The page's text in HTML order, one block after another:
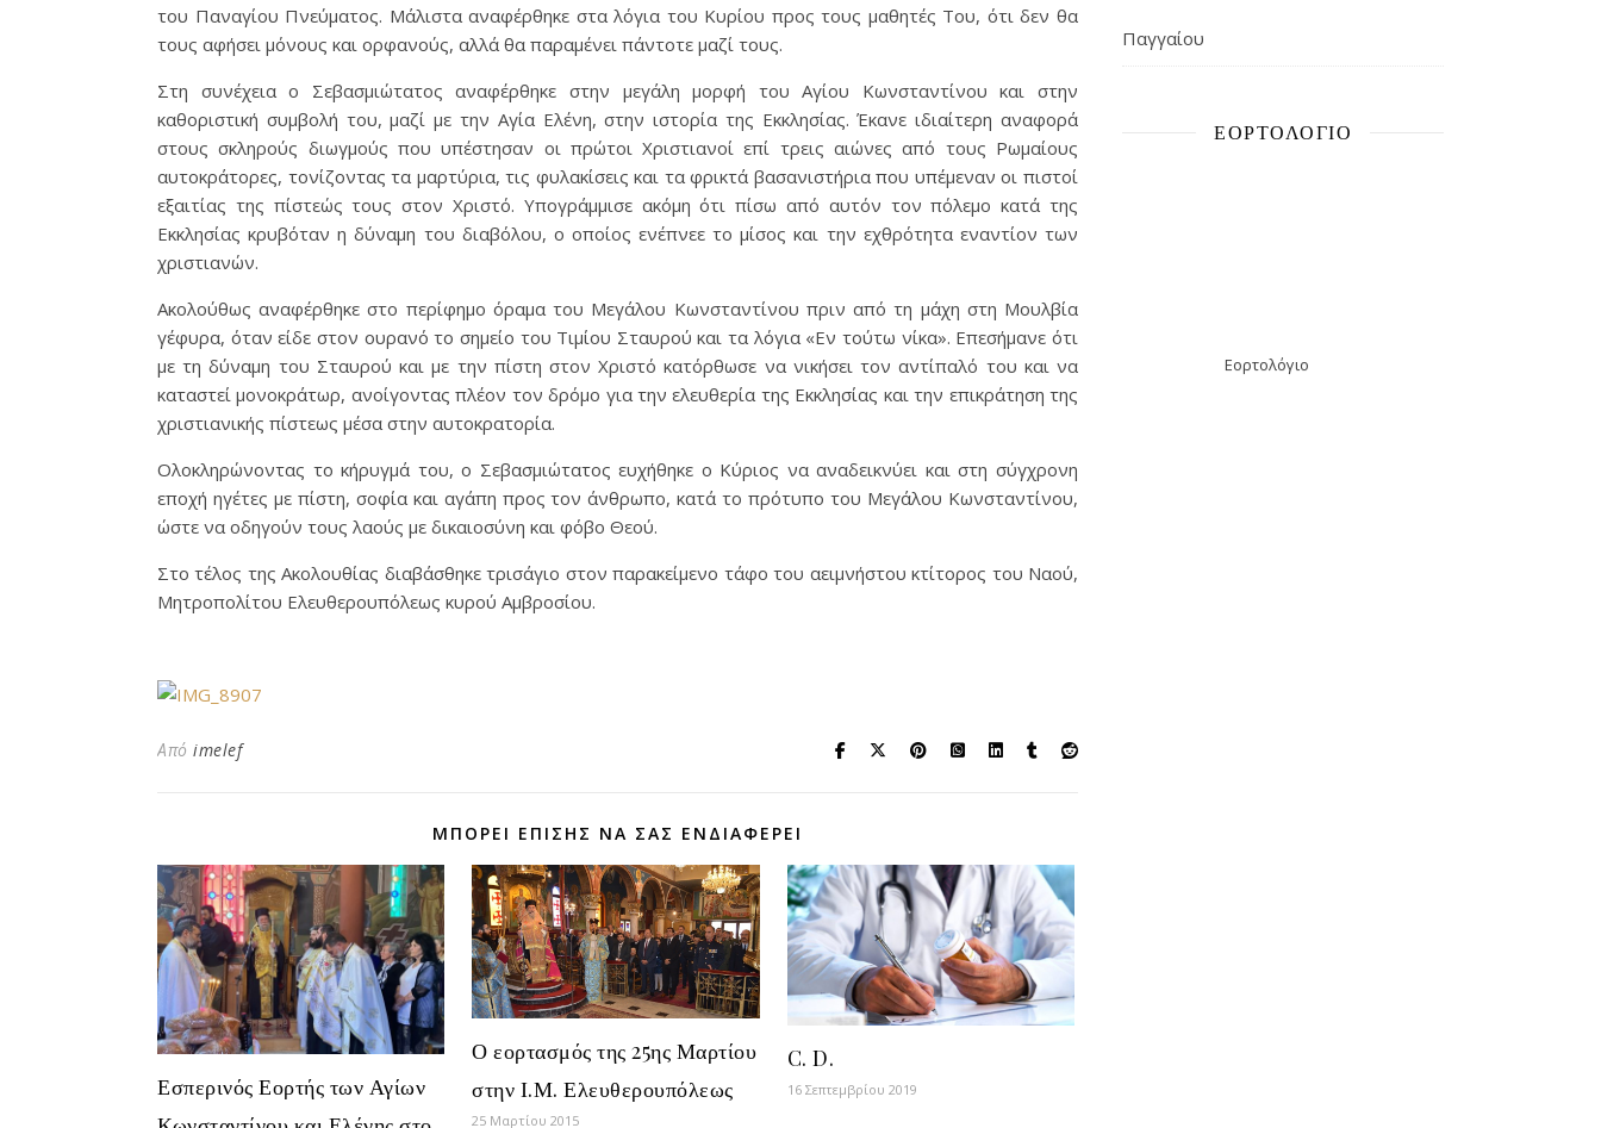
του Παναγίου Πνεύματος. Μάλιστα αναφέρθηκε στα λόγια του Κυρίου προς τους μαθητές Του, ότι δεν θα
τους αφήσει μόνους και ορφανούς, αλλά θα παραμένει πάντοτε μαζί τους.
Στη συνέχεια ο Σεβασμιώτατος αναφέρθηκε στην μεγάλη μορφή του Αγίου Κωνσταντίνου και στην
καθοριστική συμβολή του, μαζί με την Αγία Ελένη, στην ιστορία της Εκκλησίας. Έκανε ιδιαίτερη αναφορά
στους σκληρούς διωγμούς που υπέστησαν οι πρώτοι Χριστιανοί επί τρεις αιώνες από τους Ρωμαίους
αυτοκράτορες, τονίζοντας τα μαρτύρια, τις φυλακίσεις και τα φρικτά βασανιστήρια που υπέμεναν οι πιστοί
εξαιτίας της πίστεώς τους στον Χριστό. Υπογράμμισε ακόμη ότι πίσω από αυτόν τον πόλεμο κατά της
Εκκλησίας κρυβόταν η δύναμη του διαβόλου, ο οποίος ενέπνεε το μίσος και την εχθρότητα εναντίον των
χριστιανών.
Ακολούθως αναφέρθηκε στο περίφημο όραμα του Μεγάλου Κωνσταντίνου πριν από τη μάχη στη Μουλβία
γέφυρα, όταν είδε στον ουρανό το σημείο του Τιμίου Σταυρού και τα λόγια «Εν τούτω νίκα». Επεσήμανε ότι
με τη δύναμη του Σταυρού και με την πίστη στον Χριστό κατόρθωσε να νικήσει τον αντίπαλό του και να
καταστεί μονοκράτωρ, ανοίγοντας πλέον τον δρόμο για την ελευθερία της Εκκλησίας και την επικράτηση της
χριστιανικής πίστεως μέσα στην αυτοκρατορία.
Ολοκληρώνοντας το κήρυγμά του, ο Σεβασμιώτατος ευχήθηκε ο Κύριος να αναδεικνύει και στη σύγχρονη
εποχή ηγέτες με πίστη, σοφία και αγάπη προς τον άνθρωπο, κατά το πρότυπο του Μεγάλου Κωνσταντίνου,
ώστε να οδηγούν τους λαούς με δικαιοσύνη και φόβο Θεού.
Στο τέλος της Ακολουθίας διαβάσθηκε τρισάγιο στον παρακείμενο τάφο του αειμνήστου κτίτορος του Ναού,
Μητροπολίτου Ελευθερουπόλεως κυρού Αμβροσίου.
Από imelef
ΜΠΟΡΕΊ ΕΠΊΣΗΣ ΝΑ ΣΑΣ ΕΝΔΙΑΦΈΡΕΙ
Εσπερινός Εορτής των Αγίων
Ο εορτασμός της 25ης Μαρτίου
στην Ι.Μ. Ελευθερουπόλεως
25 Μαρτίου 2015
C. D.
16 Σεπτεμβρίου 2019
Παγγαίου
ΕΟΡΤΟΛΌΓΙΟ
Εορτολόγιο